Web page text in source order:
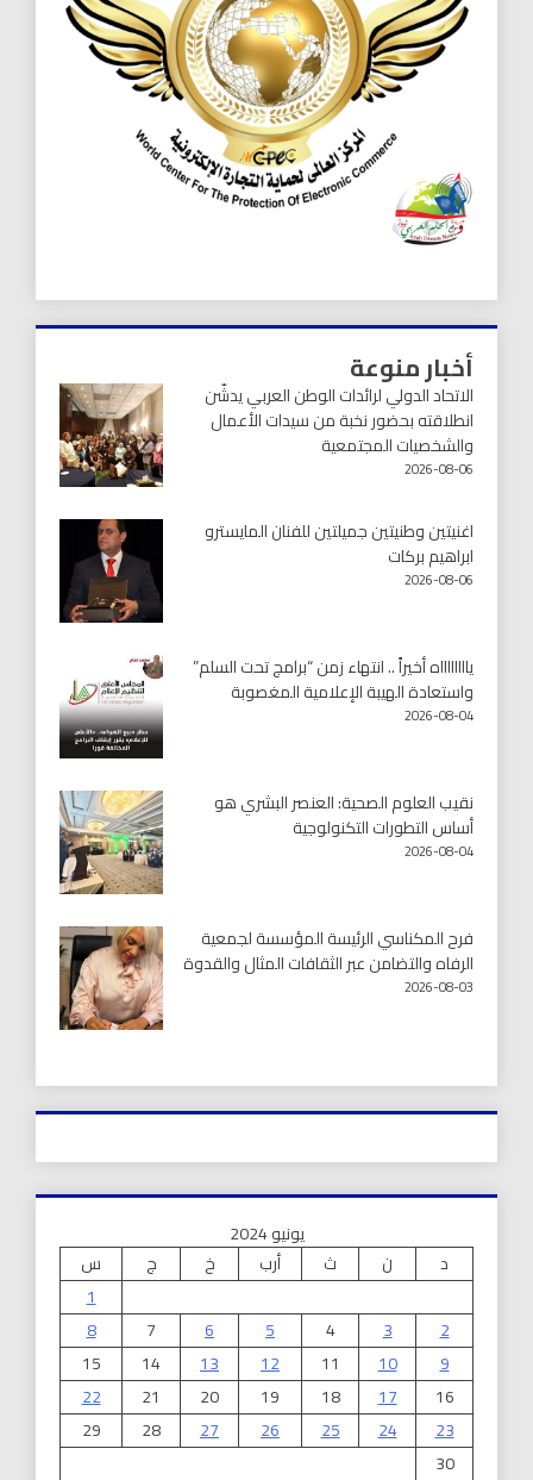
أخبار منوعة
الاتحاد الدولي لرائدات الوطن العربي يدشّن
انطلاقته بحضور نخبة من سيدات الأعمال
والشخصيات المجتمعية
2026-08-06
اغنيتين وطنيتين جميلتين للفنان المايسترو
ابراهيم بركات
2026-08-06
يااااااااه أخيراً .. انتهاء زمن “برامج تحت السلم”
واستعادة الهيبة الإعلامية المغصوبة
2026-08-04
نقيب العلوم الصحية: العنصر البشري هو
أساس التطورات التكنولوجية
2026-08-04
فرح المكناسي الرئيسة المؤسسة لجمعية
الرفاه والتضامن عبر الثقافات المثال والقدوة
2026-08-03
يونيو 2024
د
ن ث أرب خ ج
س
1
2
3
4
5
6
7
8
9
10
11
12
13
14
15
16
17
18
19
20
21
22
23
24
25
26
27
28
29
30